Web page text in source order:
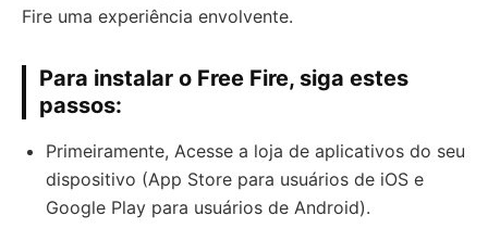
Fire uma experiência envolvente.
Para instalar o Free Fire, siga estes
passos:
Primeiramente, Acesse a loja de aplicativos do seu
dispositivo (App Store para usuários de iOS e
Google Play para usuários de Android).